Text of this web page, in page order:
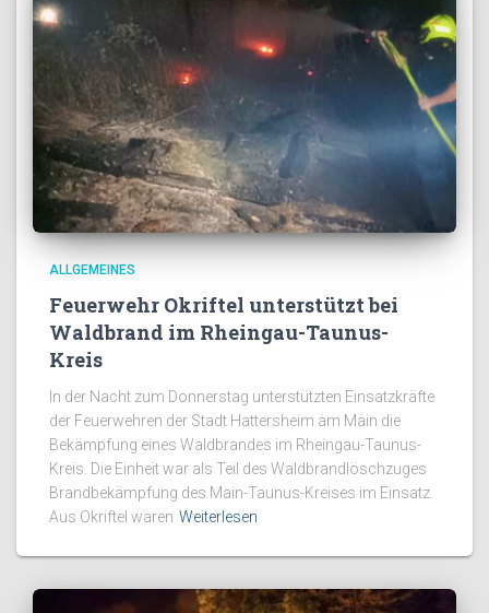
ALLGEMEINES
Feuerwehr Okriftel unterstützt bei
Waldbrand im Rheingau-Taunus-
Kreis
In der Nacht zum Donnerstag unterstützten Einsatzkräfte
der Feuerwehren der Stadt Hattersheim am Main die
Bekämpfung eines Waldbrandes im Rheingau-Taunus-
Kreis. Die Einheit war als Teil des Waldbrandlöschzuges
Brandbekämpfung des Main-Taunus-Kreises im Einsatz.
Aus Okriftel waren Weiterlesen